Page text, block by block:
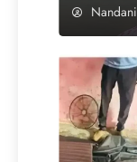
Nandani